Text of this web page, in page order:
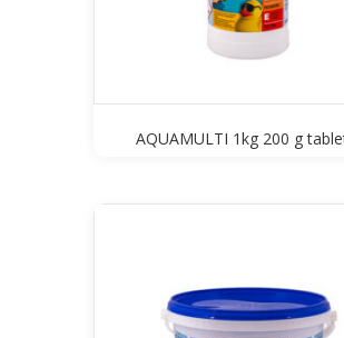
AQUAMULTI 1kg 200 g